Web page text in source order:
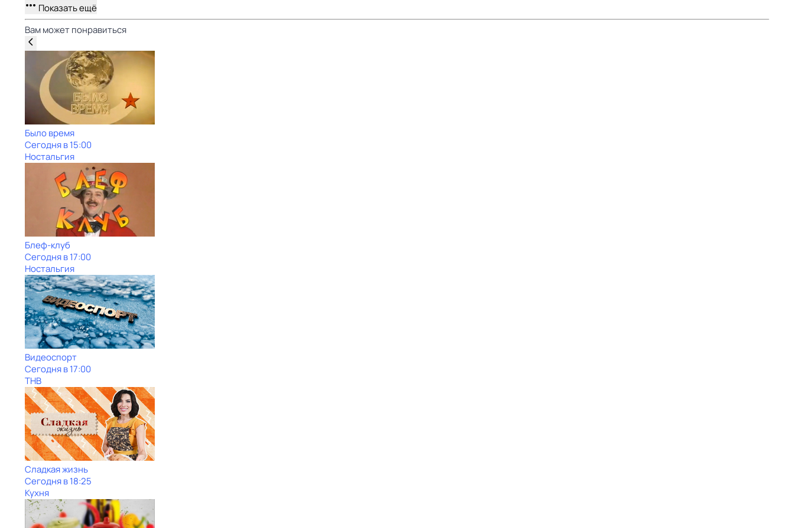
Показать ещё
Вам может понравиться
Было время
Сегодня в 15:00
Ностальгия
Блеф-клуб
Сегодня в 17:00
Ностальгия
Видеоспорт
Сегодня в 17:00
ТНВ
Сладкая жизнь
Сегодня в 18:25
Кухня